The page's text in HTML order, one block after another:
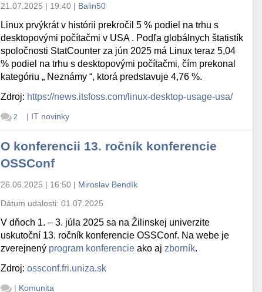
21.07.2025 | 19:40 | Balin50
Linux prvýkrát v histórii prekročil 5 % podiel na trhu s
desktopovými počítačmi v USA . Podľa globálnych štatistík
spoločnosti StatCounter za jún 2025 má Linux teraz 5,04
% podiel na trhu s desktopovými počítačmi, čím prekonal
kategóriu „ Neznámy “, ktorá predstavuje 4,76 %.
Zdroj: https://news.itsfoss.com/linux-desktop-usage-usa/
2 | IT novinky
O konferencii 13. ročník konferencie
OSSConf
26.06.2025 | 16:50 | Miroslav Bendík
Dátum udalosti:01.07.2025
V dňoch 1. – 3. júla 2025 sa na Žilinskej univerzite
uskutoční 13. ročník konferencie OSSConf. Na webe je
zverejnený program konferencie ako aj zborník.
Zdroj:ossconf.fri.uniza.sk
| Komunita